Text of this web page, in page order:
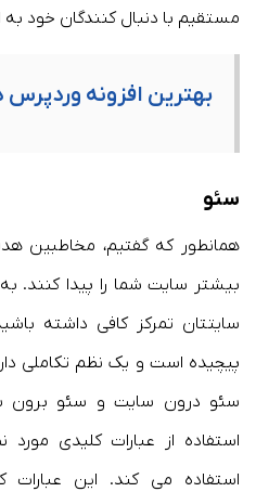
مستقیم با دنبال کنندگان خود به
بهترین افزونه وردپرس در
سئو
همانطور که گفتیم، مخاطبین هدف
بیشتر سایت شما را پیدا کنند.
سایتتان تمرکز کافی داشته
پیچیده است و یک نظم تکاملی
سئو درون سایت و سئو برون
استفاده از عبارات کلیدی
استفاده می کند. این